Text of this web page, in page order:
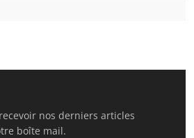
nos derniers articles
boîte mail.